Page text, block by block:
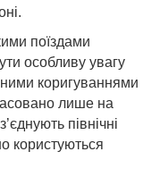
поїздами
особливу увагу
коригуваннями
лише на
північні
користуються